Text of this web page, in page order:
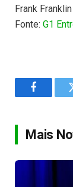
Frank
Fonte: G1
Mais